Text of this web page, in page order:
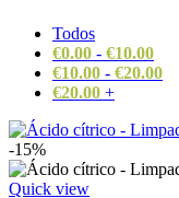
Todos
€0.00 - €10.00
€10.00 - €20.00
€20.00 +
-15%
Quick view